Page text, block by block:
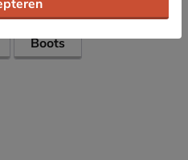
Boots